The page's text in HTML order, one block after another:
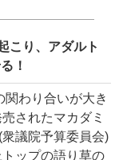
こり、アダルト
！
わり合いが大き
されたマカダミ
議院予算委員会)
ップの語り草の